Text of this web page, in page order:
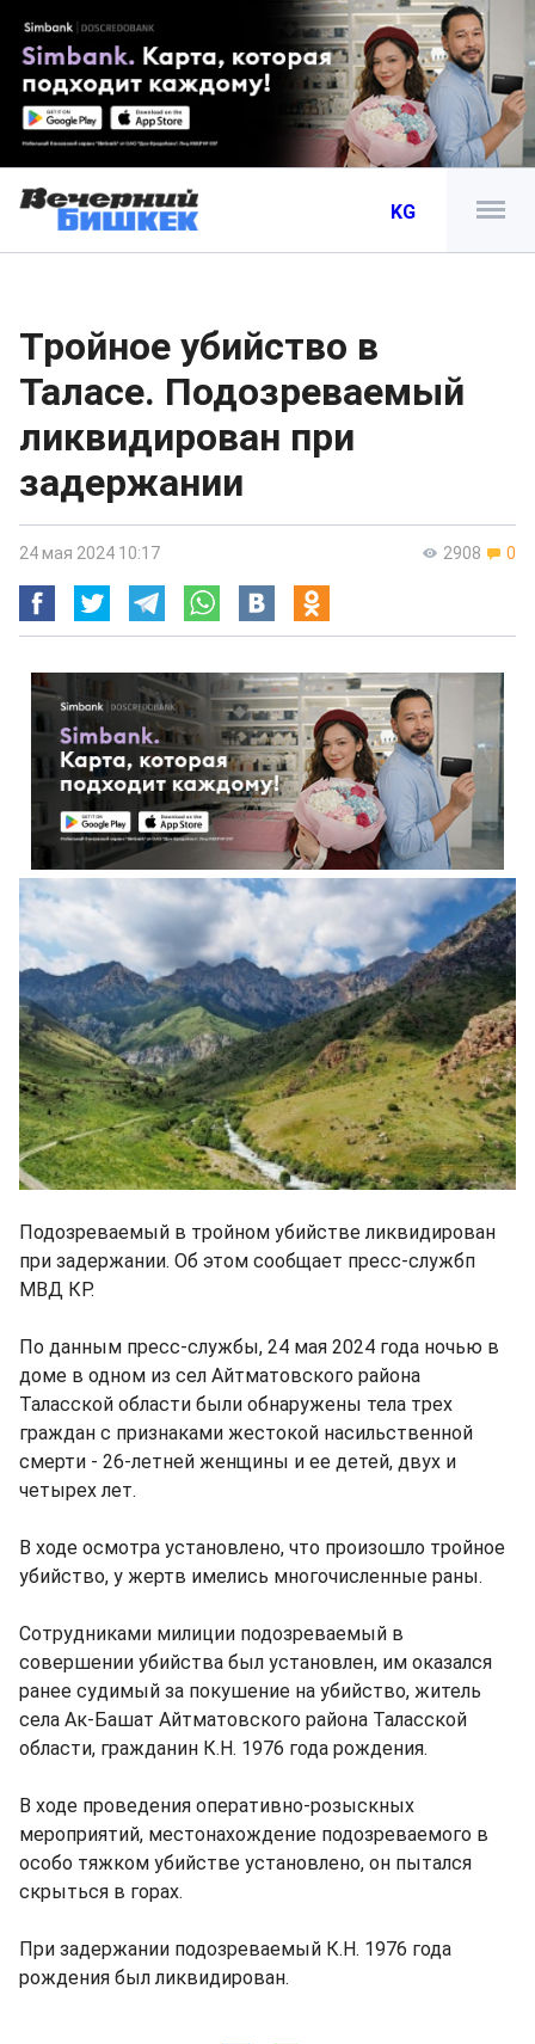
KG
Тройное убийство в
Таласе. Подозреваемый
ликвидирован при
задержании
2908 0
24 мая 2024 10:17
Подозреваемый в тройном убийстве ликвидирован
при задержании. Об этом сообщает пресс-службп
МВД КР.
По данным пресс-службы, 24 мая 2024 года ночью в
доме в одном из сел Айтматовского района
Таласской области были обнаружены тела трех
граждан с признаками жестокой насильственной
смерти - 26-летней женщины и ее детей, двух и
четырех лет.
В ходе осмотра установлено, что произошло тройное
убийство, у жертв имелись многочисленные раны.
Сотрудниками милиции подозреваемый в
совершении убийства был установлен, им оказался
ранее судимый за покушение на убийство, житель
села Ак-Башат Айтматовского района Таласской
области, гражданин К.Н. 1976 года рождения.
В ходе проведения оперативно-розыскных
мероприятий, местонахождение подозреваемого в
особо тяжком убийстве установлено, он пытался
скрыться в горах.
При задержании подозреваемый К.Н. 1976 года
рождения был ликвидирован.